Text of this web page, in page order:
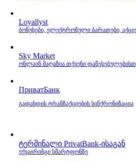
Loyallyst
ბონუსები, ელექტრონული ბარათები,
Sky Market
ონლაინ მაღაზია თქვენი
ПриватБанк
გადახდის ტრანზაქციების სინქრონიზაცია
ტერმინალი PrivatBank‑ისაგან
ექვაირინგი სმარტფონზე